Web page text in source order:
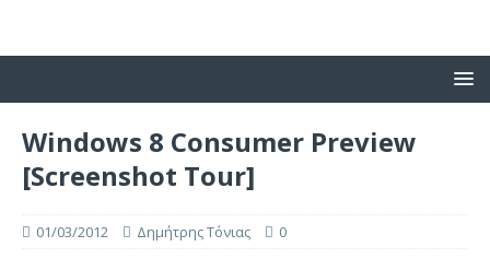
Windows 8 Consumer Preview
[Screenshot Tour]
01/03/2012 Δημήτρης Τόνιας 0